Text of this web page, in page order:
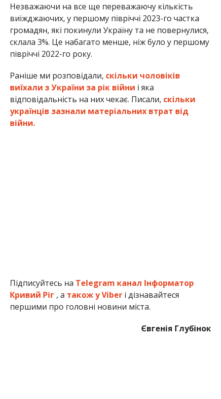
Незважаючи на все ще переважаючу кількість
виїжджаючих, у першому півріччі 2023-го частка
громадян, які покинули Україну та не повернулися,
склала 3%. Це набагато менше, ніж було у першому
півріччі 2022-го року.
Раніше ми розповідали, скільки чоловіків
виїхали з України за рік війни і яка
відповідальність на них чекає. Писали, скільки
українців зазнали матеріальних втрат від
війни.
Підписуйтесь на Telegram канал Інформатор
Кривий Ріг , а також у Viberі дізнавайтеся
першими про головні новини міста.
Євгенія Глубінок